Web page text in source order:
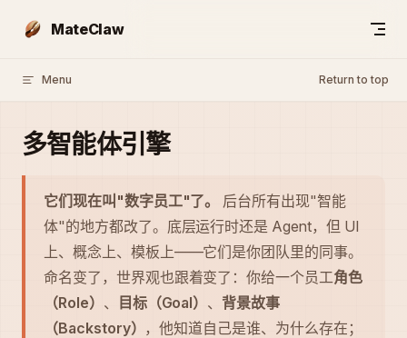
Skip to content
MateClaw
Menu Return to top
多智能体引擎
它们现在叫"数字员工"了。
后台所有出现"智能
体"的地方都改了。底层运行时还是 Agent，但 UI
上、概念上、模板上——它们是你团队里的同事。
命名变了，世界观也跟着变了：你给一个员工角色
（Role） 、 目标（Goal） 、 背景故事
（Backstory） ，他知道自己是谁、为什么存在；